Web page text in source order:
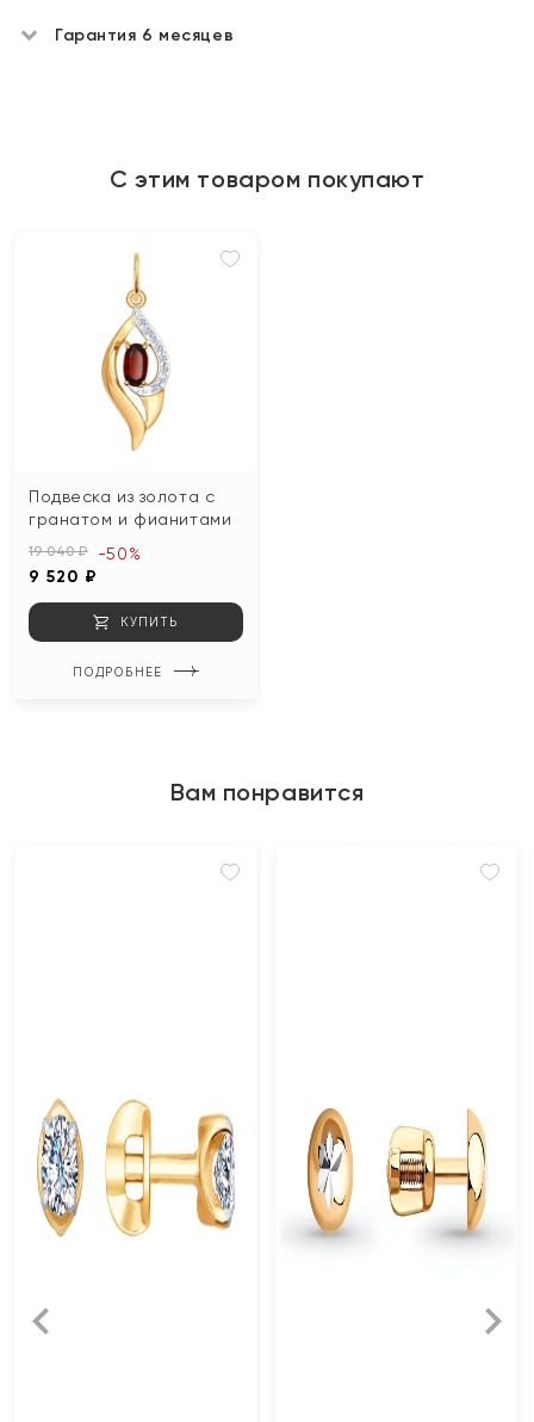
Гарантия 6 месяцев
С этим товаром покупают
Подвеска из золота с
гранатом и фианитами
19 040 ₽
9 520 ₽
-50%
КУПИТЬ
ПОДРОБНЕЕ
Вам понравится